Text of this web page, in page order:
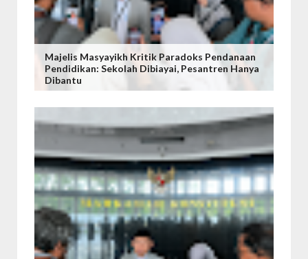
Majelis Masyayikh Kritik Paradoks Pendanaan
Pendidikan: Sekolah Dibiayai, Pesantren Hanya
Dibantu